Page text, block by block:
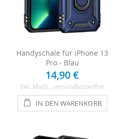
Handyschale für iPhone 13
Pro - Blau
14,90 €
Inkl. MwSt., versandkostenfrei
IN DEN WARENKORB